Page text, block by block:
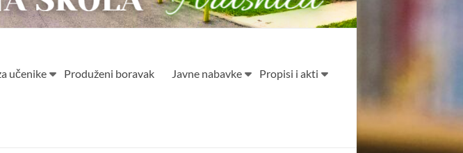
učenike Produženi boravak Javne nabavke
Propisi i akti